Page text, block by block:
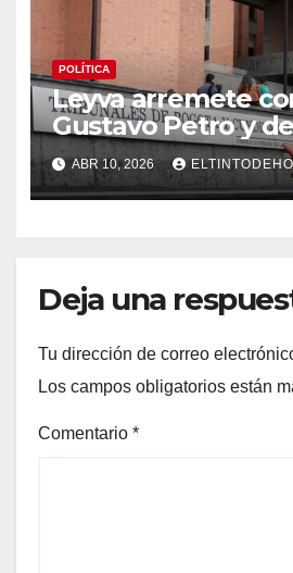
POLÍTICA
Leyva arremete
Gustavo Petro y
“persecución
investigación en
por el caso
ABR 10, 2026
Deja una
Tu dirección de correo
Los campos obligatorios están
Comentario *